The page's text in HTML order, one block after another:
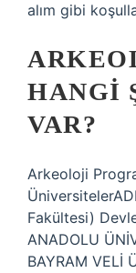
alım gibi
HANGI
VAR?
Arkeoloji
Fakültesi)
ANADOLU
BAYRAM VELİ